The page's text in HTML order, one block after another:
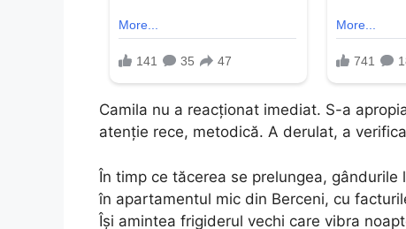
Camila nu a reacționat imediat. S-a
atenție rece, metodică. A derulat, a
În timp ce tăcerea se prelungea,
în apartamentul mic din Berceni, cu
Își amintea frigiderul vechi care vibra